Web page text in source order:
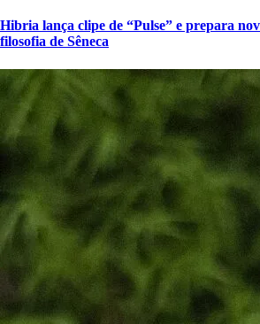
Hibria lança clipe de “Pulse” e prepara
filosofia de Sêneca